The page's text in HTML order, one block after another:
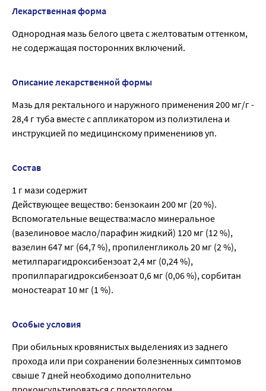
Лекарственная форма
Однородная мазь белого цвета с желтоватым оттенком,
не содержащая посторонних включений.
Описание лекарственной формы
Мазь для ректального и наружного применения 200 мг/г -
28,4 г туба вместе с аппликатором из полиэтилена и
инструкцией по медицинскому применениюв уп.
Состав
1 г мази содержит
Действующее вещество: бензокаин 200 мг (20 %).
Вспомогательные вещества:масло минеральное
(вазелиновое масло/парафин жидкий) 120 мг (12 %),
вазелин 647 мг (64,7 %), пропиленгликоль 20 мг (2 %),
метилпарагидроксибензоат 2,4 мг (0,24 %),
пропилпарагидроксибензоат 0,6 мг (0,06 %), сорбитан
моностеарат 10 мг (1 %).
Особые условия
При обильных кровянистых выделениях из заднего
прохода или при сохранении болезненных симптомов
свыше 7 дней необходимо дополнительно